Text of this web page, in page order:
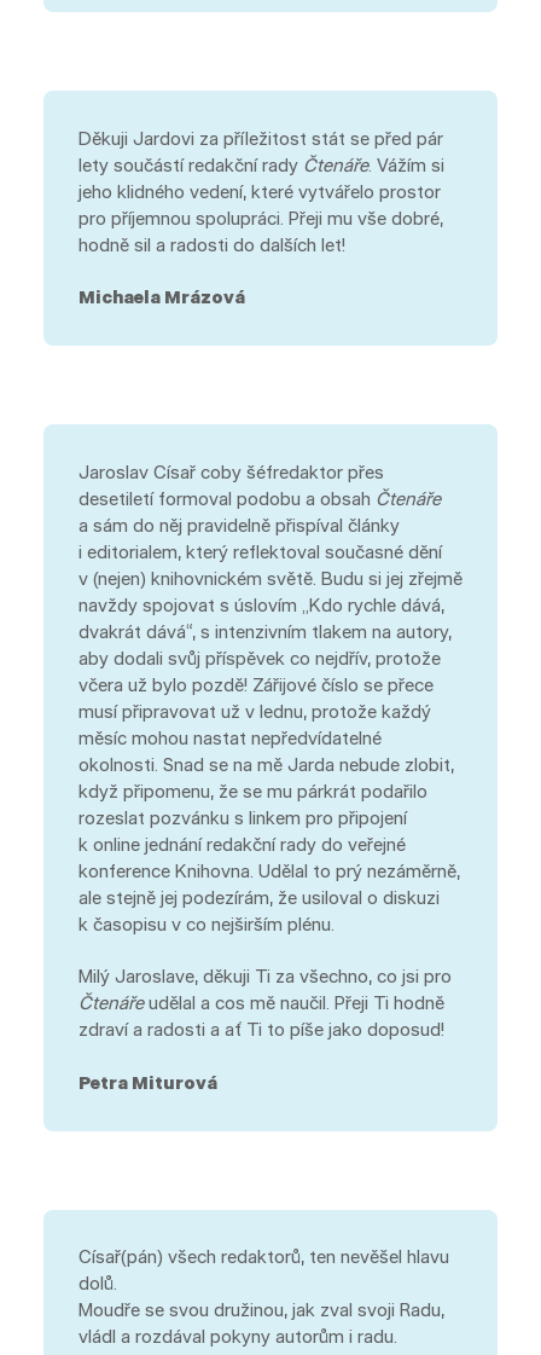
Děkuji Jardovi za příležitost stát se před pár
lety součástí redakční rady Čtenáře. Vážím si
jeho klidného vedení, které vytvářelo prostor
pro příjemnou spolupráci. Přeji mu vše dobré,
hodně sil a radosti do dalších let!
Michaela Mrázová
Jaroslav Císař coby šéfredaktor přes
desetiletí formoval podobu a obsah Čtenáře
a sám do něj pravidelně přispíval články
i editorialem, který reflektoval současné dění
v (nejen) knihovnickém světě. Budu si jej zřejmě
navždy spojovat s úslovím „Kdo rychle dává,
dvakrát dává“, s intenzivním tlakem na autory,
aby dodali svůj příspěvek co nejdřív, protože
včera už bylo pozdě! Zářijové číslo se přece
musí připravovat už v lednu, protože každý
měsíc mohou nastat nepředvídatelné
okolnosti. Snad se na mě Jarda nebude zlobit,
když připomenu, že se mu párkrát podařilo
rozeslat pozvánku s linkem pro připojení
k online jednání redakční rady do veřejné
konference Knihovna. Udělal to prý nezáměrně,
ale stejně jej podezírám, že usiloval o diskuzi
k časopisu v co nejširším plénu.
Milý Jaroslave, děkuji Ti za všechno, co jsi pro
Čtenářeudělal a cos mě naučil. Přeji Ti hodně
zdraví a radosti a ať Ti to píše jako doposud!
Petra Miturová
Císař(pán) všech redaktorů, ten nevěšel hlavu
dolů.
Moudře se svou družinou, jak zval svoji Radu,
vládl a rozdával pokyny autorům i radu.